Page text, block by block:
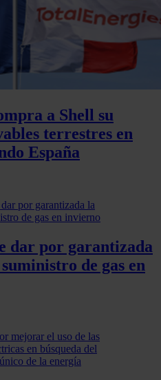
a Shell su
terrestres en
España
dar por garantizada
de gas en